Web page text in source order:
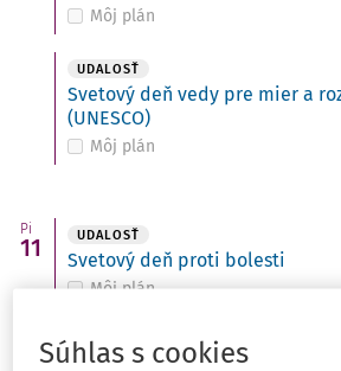
Môj plán
UDALOSŤ
Svetový deň vedy pre mier a
(UNESCO)
Môj plán
Pi
11 UDALOSŤ
Svetový deň proti bolesti
Môj plán
Súhlas s cookies